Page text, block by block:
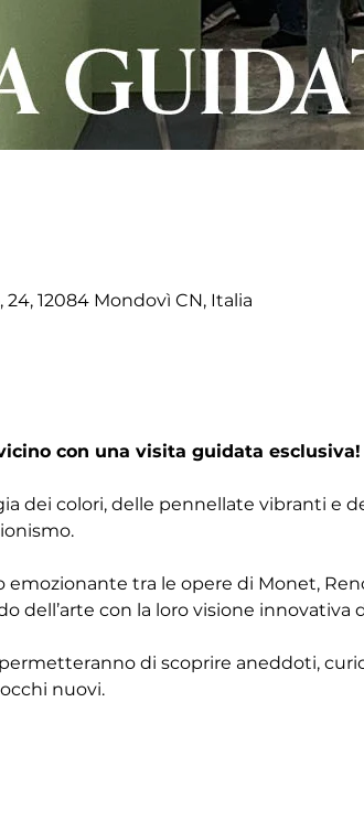
12084 Mondovì CN, Italia
con una visita guidata esclusiva!
dei colori, delle pennellate vibranti e
emozionante tra le opere di Monet,
dell’arte con la loro visione innovativa
di scoprire aneddoti,
nuovi.